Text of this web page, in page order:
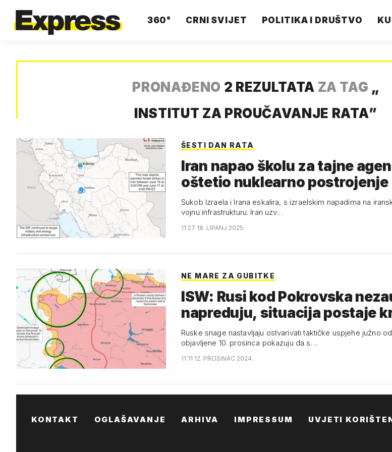
360° CRNI SVIJET POLITIKA I DRUŠTVO
PRONAĐENO 2 REZULTATA ZA TAG „
INSTITUT ZA PROUČAVANJE RATA”
ŠESTI DAN RATA
Iran napao školu za tajne
oštetio nuklearno postrojenje
Sukob Izraela i Irana eskalira, s izraelskim napadima na
vojnu infrastrukturu. Iran uzv…
11:27 18. LIPANJ 2025.
NE MARE ZA GUBITKE
ISW: Rusi kod Pokrovska
napreduju, situacija postaje
Ruske snage nastavljaju ostvarivati ​​taktičke uspjehe južno
objavljene 10. prosinca pokazuju da s…
11:11 12. PROSINAC 2024.
KONTAKT OGLAŠAVANJE ARHIVA IMPRESSUM UVJETI